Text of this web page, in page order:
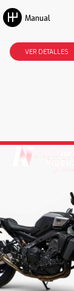
Manual
VER DETALLES